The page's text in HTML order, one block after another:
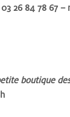
26 84 78 67
boutique